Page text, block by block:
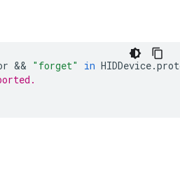
&& "forget" in HIDDevice.